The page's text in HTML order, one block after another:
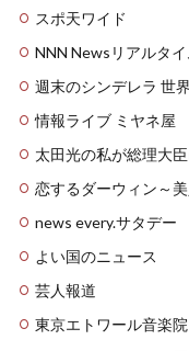
スポ天ワイド
NNN Newsリアルタ
週末のシンデレラ 世
情報ライブ ミヤネ屋
太田光の私が総理大
恋するダーウィン～
news every.サタデー
よい国のニュース
芸人報道
東京エトワール音楽院